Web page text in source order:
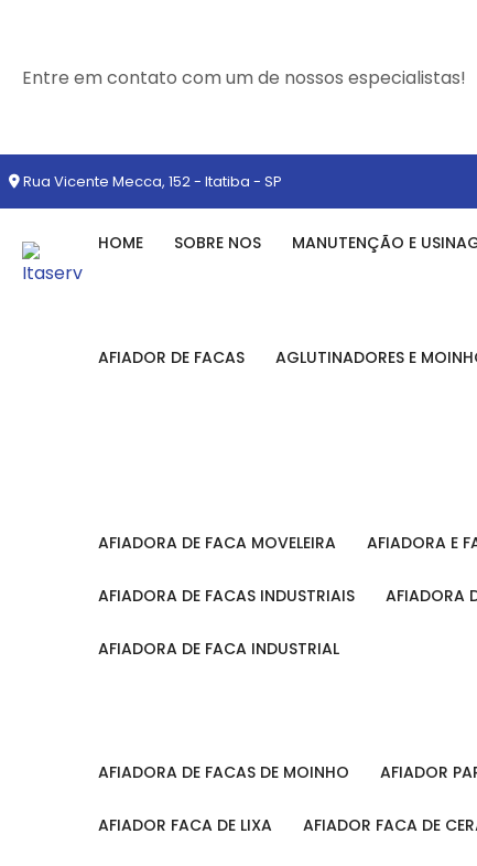
Entre em contato com um de nossos especialistas!
Rua Vicente Mecca, 152 - Itatiba - SP
HOME SOBRE NOS MANUTENÇÃO E
AFIADOR DE FACAS AGLUTINADORES E
AFIADORA DE FACA MOVELEIRA AFIADORA E
AFIADORA DE FACAS INDUSTRIAIS AFIADORA
AFIADORA DE FACA INDUSTRIAL
AFIADORA DE FACAS DE MOINHO AFIADOR
AFIADOR FACA DE LIXA AFIADOR FACA DE